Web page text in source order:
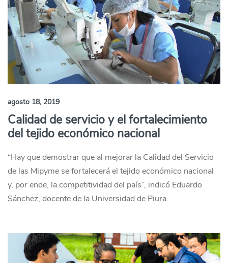
agosto 18, 2019
Calidad de servicio y el fortalecimiento
del tejido económico nacional
“Hay que demostrar que al mejorar la Calidad del Servicio
de las Mipyme se fortalecerá el tejido económico nacional
y, por ende, la competitividad del país”, indicó Eduardo
Sánchez, docente de la Universidad de Piura.